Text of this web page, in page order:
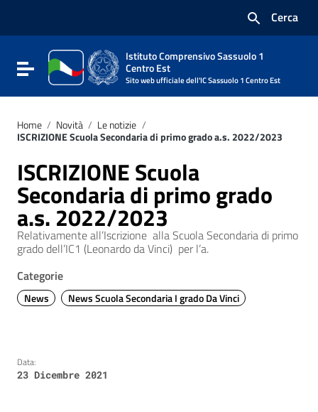
Vai al footer
Cerca
Attiva / disattiva la navigazione
Istituto Comprensivo Sassuolo 1
Centro Est
Sito web ufficiale dell'IC Sassuolo 1 Centro Est
Home / Novità / Le notizie /
ISCRIZIONE Scuola Secondaria di primo grado a.s. 2022/2023
ISCRIZIONE Scuola
Secondaria di primo grado
a.s. 2022/2023
Relativamente all’Iscrizione alla Scuola Secondaria di primo
grado dell’IC1 (Leonardo da Vinci) per l’a.
Categorie
News News Scuola Secondaria I grado Da Vinci
Data:
23 Dicembre 2021